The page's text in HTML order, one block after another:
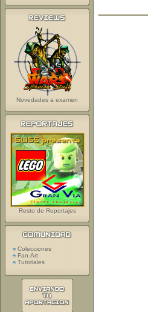
Novedades a examen
Resto de Reportajes
Colecciones
Fan-Art
Tutoriales